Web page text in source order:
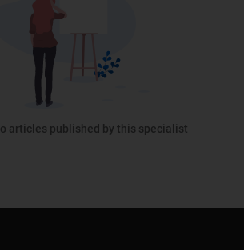
articles published by this specialist